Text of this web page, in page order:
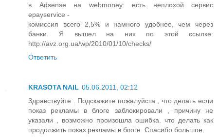
в Adsense на webmoney: есть неплохой сервис
epayservice -
комиссия всего 2,5% и намного удобнее, чем через
банки. Я вышел на них по этой ссылке:
http://avz.org.ua/wp/2010/01/10/checks/
Ответить
KRASOTA NAIL 05.06.2011, 02:12
Здравствуйте . Подскажите пожалуйста , что делать если
показ рекламы в блоге заблокировали , причину не
указали , возможно произошла ошибка. что делать как
продолжить показ рекламы в блоге. Спасибо большое.